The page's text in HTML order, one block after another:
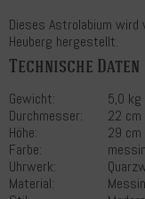
Dieses Astrolabium wird
Heuberg hergestellt.
Technische Daten
Gewicht:
5,0 kg
Durchmesser:
22 cm
Höhe:
29 cm
Farbe:
Uhrwerk:
Material: